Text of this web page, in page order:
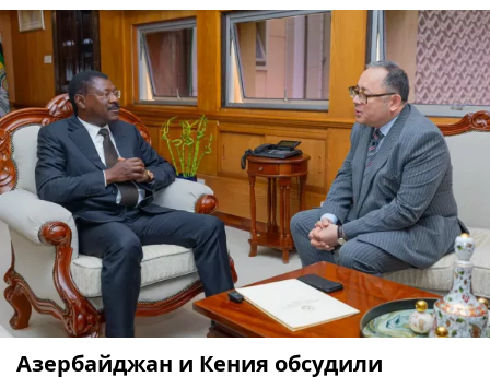
Азербайджан и Кения обсудили